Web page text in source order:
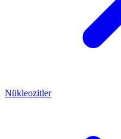
Nükleozitler